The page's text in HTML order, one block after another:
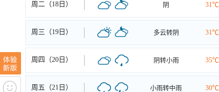
周二（18日） 阴 31℃
周三（19日） 多云转阴 31℃
周四（20日） 阴转小雨 35℃
周五（21日） 小雨转中雨 30℃